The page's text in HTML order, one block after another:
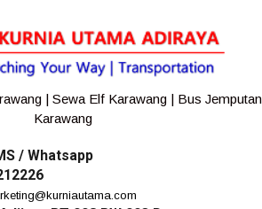
| Sewa Elf Karawang | Bus Jemputan
Karawang
/ Whatsapp